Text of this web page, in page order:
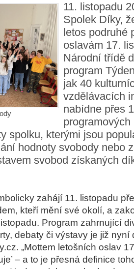
11. listopadu
Spolek Díky,
letos podruhé
oslavám 17.
Národní třídě
program
jak 40
vzdělávacích
nabídne přes
spolku, kterými jsou
hodnoty svobody nebo
svobod získaných
zahájí 11. listopadu
kteří mění své okolí, a
Program zahrnující
debaty či výstavy je již nyní
„Mottem letošních oslav
– a to je přesná definice